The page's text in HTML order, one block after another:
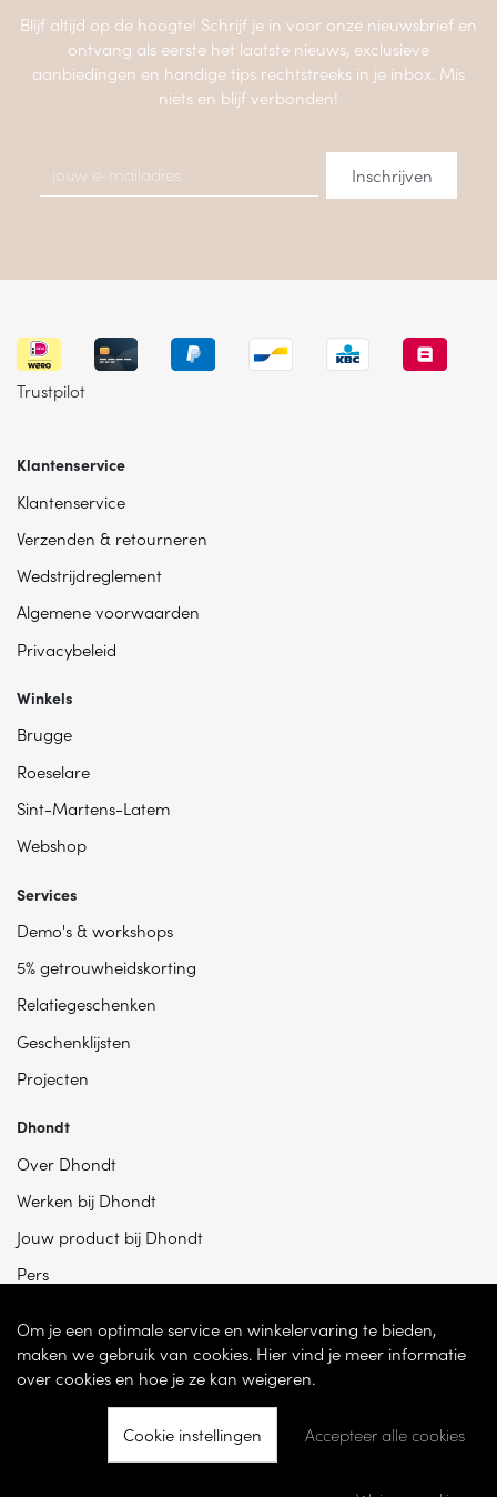
Blijf altijd op de hoogte! Schrijf je in voor onze nieuwsbrief en
ontvang als eerste het laatste nieuws, exclusieve
aanbiedingen en handige tips rechtstreeks in je inbox. Mis
niets en blijf verbonden!
Trustpilot
Klantenservice
Klantenservice
Verzenden & retourneren
Wedstrijdreglement
Algemene voorwaarden
Privacybeleid
Winkels
Brugge
Roeselare
Sint-Martens-Latem
Webshop
Services
Demo's & workshops
5% getrouwheidskorting
Relatiegeschenken
Geschenklijsten
Projecten
Dhondt
Over Dhondt
Werken bij Dhondt
Jouw product bij Dhondt
Pers
© 2026 - Dhondt Interieur NV – Ondernemingsnummer BE 0865 787 950 –
Om je een optimale service en winkelervaring te bieden,
maken we gebruik van cookies. Hier vind je meer informatie
over cookies en hoe je ze kan weigeren.
Cookie instellingen Accepteer alle cookies